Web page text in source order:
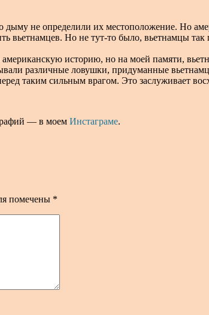
не определили их местоположение. Но
вьетнамцев. Но не тут-то было, вьетнамцы так
историю, но на моей памяти,
различные ловушки, придуманные
таким сильным врагом. Это заслуживает
— в моем Инстаграме.
помечены *